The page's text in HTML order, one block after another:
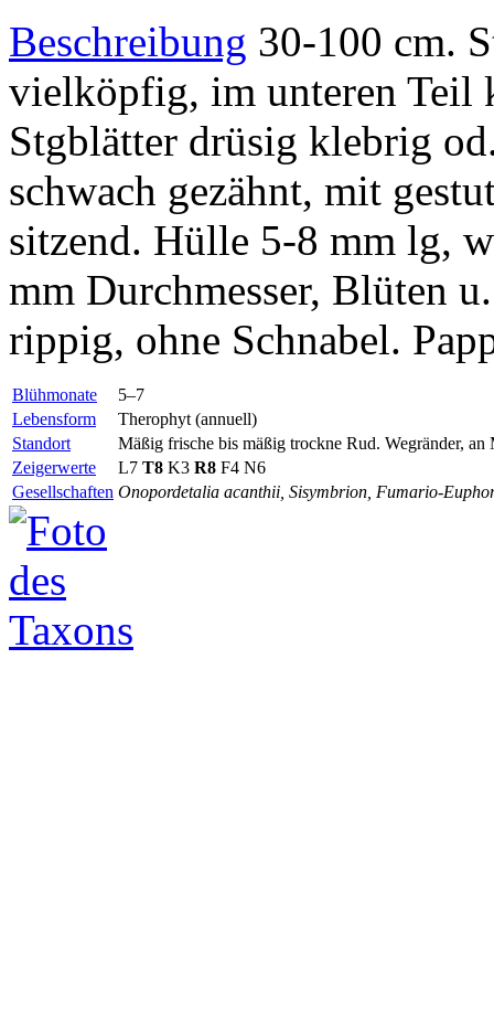
Beschreibung 30-100 cm.
vielköpfig, im unteren Teil
Stgblätter drüsig klebrig
schwach gezähnt, mit
sitzend. Hülle 5-8 mm lg,
mm Durchmesser, Blüten
rippig, ohne Schnabel.
Blühmonate
5–7
Lebensform
Therophyt (annuell)
Standort
Mäßig frische bis mäßig trockne Rud. Wegränder,
Zeigerwerte
L7 T8 K3 R8 F4 N6
Gesellschaften Onopordetalia acanthii, Sisymbrion, Fumario-